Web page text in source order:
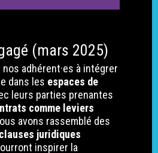
(mars 2025)
adhérent·es à intégrer
dans les espaces de
leurs parties prenantes
comme leviers
avons rassemblé des
clauses juridiques
inspirer la